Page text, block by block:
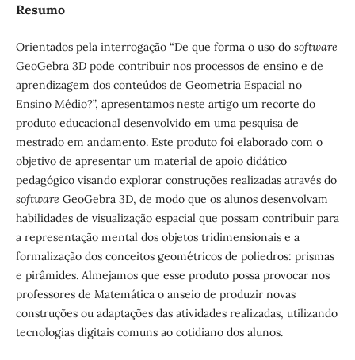
Resumo
Orientados pela interrogação “De que forma o uso do software
GeoGebra 3D pode contribuir nos processos de ensino e de
aprendizagem dos conteúdos de Geometria Espacial no
Ensino Médio?”, apresentamos neste artigo um recorte do
produto educacional desenvolvido em uma pesquisa de
mestrado em andamento. Este produto foi elaborado com o
objetivo de apresentar um material de apoio didático
pedagógico visando explorar construções realizadas através do
software GeoGebra 3D, de modo que os alunos desenvolvam
habilidades de visualização espacial que possam contribuir para
a representação mental dos objetos tridimensionais e a
formalização dos conceitos geométricos de poliedros: prismas
e pirâmides. Almejamos que esse produto possa provocar nos
professores de Matemática o anseio de produzir novas
construções ou adaptações das atividades realizadas, utilizando
tecnologias digitais comuns ao cotidiano dos alunos.